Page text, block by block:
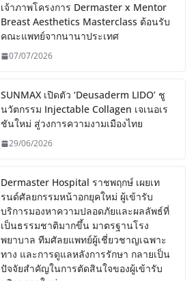
เจ้าภาพโครงการ Dermaster x Mentor
Breast Aesthetics Masterclass ต้อนรับ
คณะแพทย์จากนานาประเทศ
07/07/2026
SUNMAX เปิดตัว ‘Deusaderm LIDO’ ชู
นวัตกรรม Injectable Collagen เจเนอเร
ชันใหม่ สู่วงการความงามเมืองไทย
29/06/2026
Dermaster Hospital ราชพฤกษ์ เผยเท
รนด์ศัลยกรรมหน้าอกยุคใหม่ ผู้เข้ารับ
บริการมองหาความปลอดภัยและผลลัพธ์ที่
เป็นธรรมชาติมากขึ้น มาตรฐานโรง
พยาบาล ทีมศัลยแพทย์ผู้เชี่ยวชาญเฉพาะ
ทาง และการดูแลหลังการรักษา กลายเป็น
ปัจจัยสำคัญในการตัดสินใจของผู้เข้ารับ